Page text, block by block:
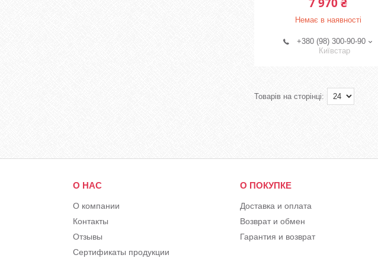
Немає в наявності
+380 (98) 300-90-90
Київстар
О НАС
О компании
Контакты
Отзывы
Сертификаты продукции
О ПОКУПКЕ
Доставка и оплата
Возврат и обмен
Гарантия и возврат